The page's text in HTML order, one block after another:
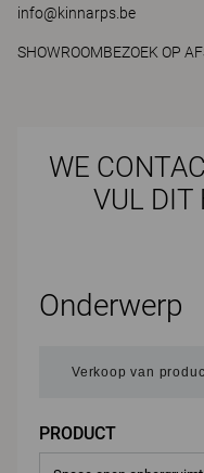
info@kinnarps.be
SHOWROOMBEZOEK OP
WE
VUL DIT
Onderwerp
PRODUCT